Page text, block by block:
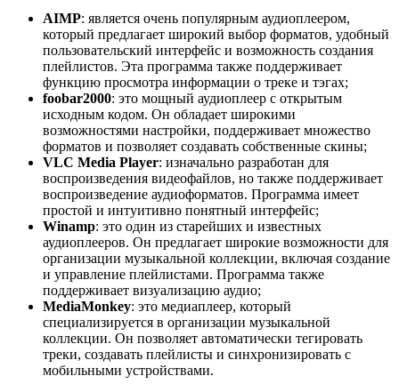
AIMP: является очень популярным аудиоплеером,
который предлагает широкий выбор форматов, удобный
пользовательский интерфейс и возможность создания
плейлистов. Эта программа также поддерживает
функцию просмотра информации о треке и тэгах;
foobar2000: это мощный аудиоплеер с открытым
исходным кодом. Он обладает широкими
возможностями настройки, поддерживает множество
форматов и позволяет создавать собственные скины;
VLC Media Player: изначально разработан для
воспроизведения видеофайлов, но также поддерживает
воспроизведение аудиоформатов. Программа имеет
простой и интуитивно понятный интерфейс;
Winamp: это один из старейших и известных
аудиоплееров. Он предлагает широкие возможности для
организации музыкальной коллекции, включая создание
и управление плейлистами. Программа также
поддерживает визуализацию аудио;
MediaMonkey: это медиаплеер, который
специализируется в организации музыкальной
коллекции. Он позволяет автоматически тегировать
треки, создавать плейлисты и синхронизировать с
мобильными устройствами.